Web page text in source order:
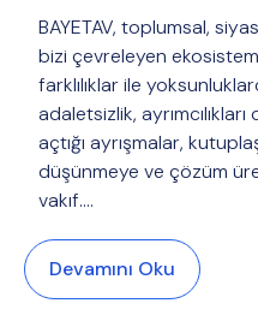
BAYETAV, toplumsal,
bizi çevreleyen
farklılıklar ile
adaletsizlik,
açtığı ayrışmalar,
düşünmeye ve çözüm
vakıf….
Devamını Oku